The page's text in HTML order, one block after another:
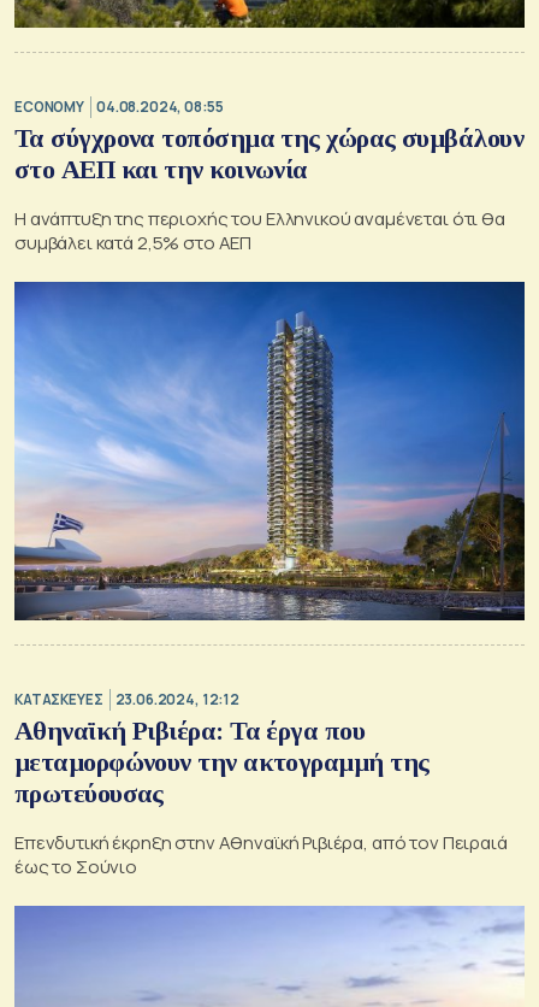
ECONOMY 04.08.2024, 08:55
Τα σύγχρονα τοπόσημα της χώρας συμβάλουν
στο ΑΕΠ και την κοινωνία
Η ανάπτυξη της περιοχής του Ελληνικού αναμένεται ότι θα
συμβάλει κατά 2,5% στο ΑΕΠ
ΚΑΤΑΣΚΕΥΕΣ 23.06.2024, 12:12
Αθηναϊκή Ριβιέρα: Τα έργα που
μεταμορφώνουν την ακτογραμμή της
πρωτεύουσας
Επενδυτική έκρηξη στην Αθηναϊκή Ριβιέρα, από τον Πειραιά
έως το Σούνιο